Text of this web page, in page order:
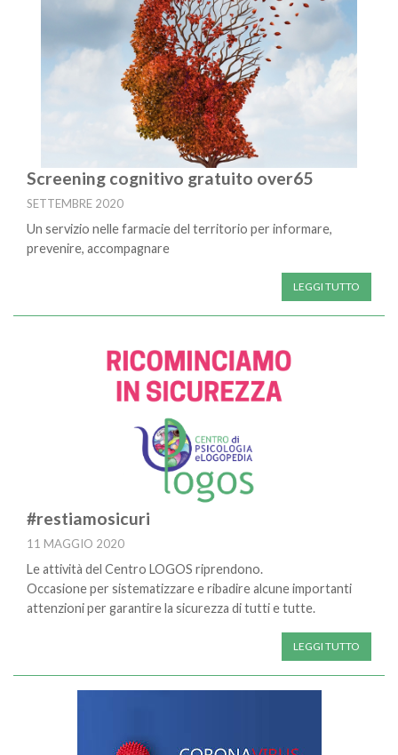
Screening cognitivo gratuito over65
SETTEMBRE 2020
Un servizio nelle farmacie del territorio per informare,
prevenire, accompagnare
LEGGI TUTTO
#restiamosicuri
11 MAGGIO 2020
Le attività del Centro LOGOS riprendono.
Occasione per sistematizzare e ribadire alcune importanti
attenzioni per garantire la sicurezza di tutti e tutte.
LEGGI TUTTO